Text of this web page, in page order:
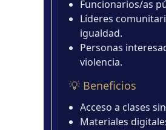
Funcionarios/as
Líderes
igualdad.
Personas
violencia.
💡 Beneficios
Acceso a clases
Materiales